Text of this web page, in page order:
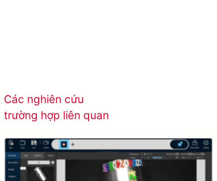
Các nghiên cứu
trường hợp liên quan